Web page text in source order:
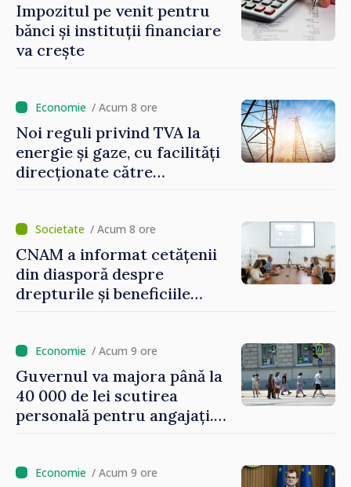
Impozitul pe venit pentru
bănci și instituții financiare
va crește
/ Acum 8 ore
Noi reguli privind TVA la
energie și gaze, cu facilități
direcționate către
/ Acum 8 ore
CNAM a informat cetățenii
din diasporă despre
drepturile și beneficiile
/ Acum 9 ore
Guvernul va majora până la
40 000 de lei scutirea
personală pentru angajați.
oamenilor”/ Acum 9 ore